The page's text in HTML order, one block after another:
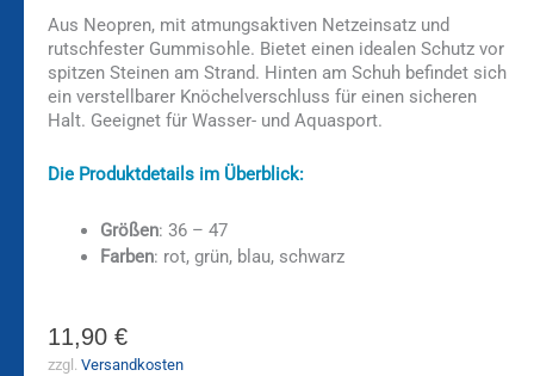
Aus Neopren, mit atmungsaktiven Netzeinsatz und
rutschfester Gummisohle. Bietet einen idealen Schutz vor
spitzen Steinen am Strand. Hinten am Schuh befindet sich
ein verstellbarer Knöchelverschluss für einen sicheren
Halt. Geeignet für Wasser- und Aquasport.
Die Produktdetails im Überblick:
Größen: 36 – 47
Farben: rot, grün, blau, schwarz
11,90 €
zzgl. Versandkosten